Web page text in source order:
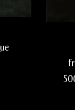
red
framed,